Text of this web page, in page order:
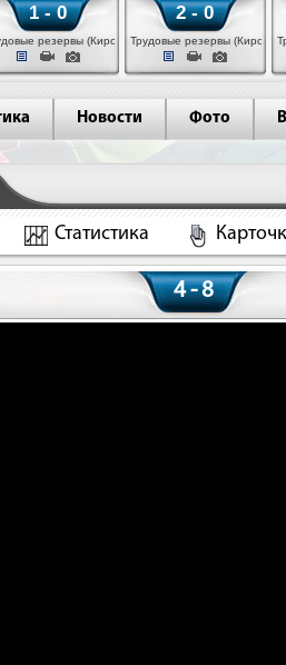
1 - 0
резервы (Киров)
2 - 0
Трудовые резервы (Киров)
Новости Фото
Статистика
4 - 8